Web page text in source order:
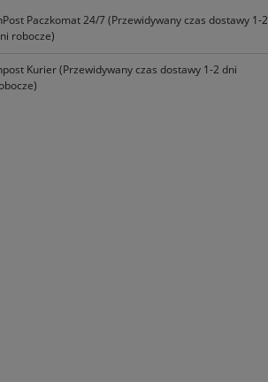
Paczkomat 24/7(Przewidywany czas dostawy 1-2
robocze)
Kurier(Przewidywany czas dostawy 1-2 dni